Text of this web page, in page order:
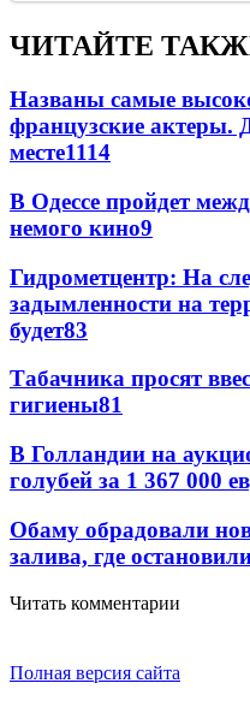
ЧИТАЙТЕ
Названы самые
французские актеры.
месте1114
В Одессе пройдет
немого кино9
Гидрометцентр: На
задымленности на
будет83
Табачника просят
гигиены81
В Голландии на
голубей за 1 367 000
Обаму обрадовали
залива, где
Читать комментарии
Полная версия сайта